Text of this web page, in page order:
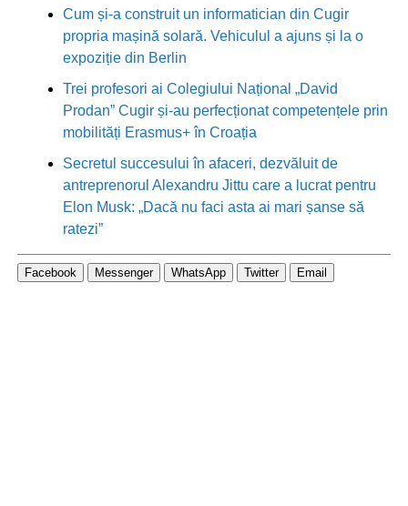
Cum și-a construit un informatician din Cugir
propria mașină solară. Vehiculul a ajuns și la o
expoziție din Berlin
Trei profesori ai Colegiului Național „David
Prodan” Cugir și-au perfecționat competențele prin
mobilități Erasmus+ în Croația
Secretul succesului în afaceri, dezvăluit de
antreprenorul Alexandru Jittu care a lucrat pentru
Elon Musk: „Dacă nu faci asta ai mari șanse să
ratezi”
Facebook Messenger WhatsApp Twitter Email